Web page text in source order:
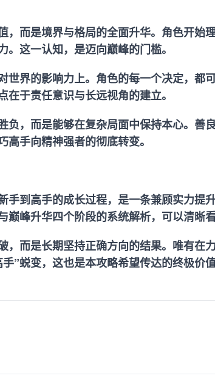
，而是境界与格局的全面升华。角色开始
这一认知，是迈向巅峰的门槛。
世界的影响力上。角色的每一个决定，都
于责任意识与长远视角的建立。
负，而是能够在复杂局面中保持本心。善
手向精神强者的彻底转变。
手到高手的成长过程，是一条兼顾实力提
巅峰升华四个阶段的系统解析，可以清晰
，而是长期坚持正确方向的结果。唯有在
”蜕变，这也是本攻略希望传达的终极价值